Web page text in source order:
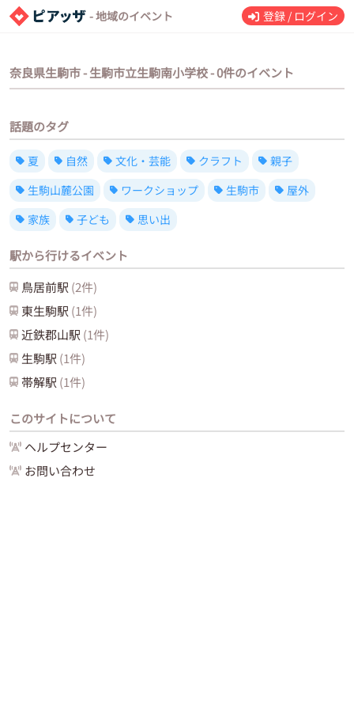
- 地域のイベント 登録 / ログイン
奈良県生駒市 - 生駒市立生駒南小学校 - 0件のイベント
話題のタグ
夏 自然 文化・芸能 クラフト
親子
生駒山麓公園
ワークショップ 生駒市
屋外
家族
子ども 思い出
駅から行けるイベント
鳥居前駅 (2件)
東生駒駅 (1件)
近鉄郡山駅 (1件)
生駒駅 (1件)
帯解駅 (1件)
このサイトについて
ヘルプセンター
お問い合わせ